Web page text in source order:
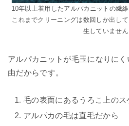
10年以上着用したアルパカニットの繊
これまでクリーニングは数回しか出し
生していません
アルパカニットが毛玉になりに
由だからです。
毛の表面にあるうろこ上の
アルパカの毛は直毛だから